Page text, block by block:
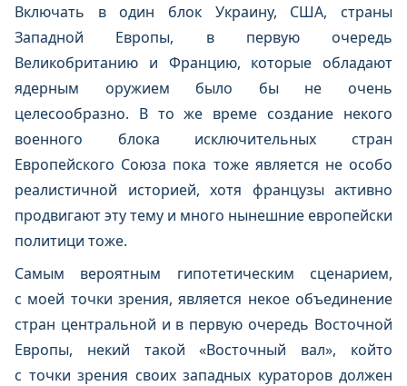
Включать в один блок Украину, США, страны
Западной Европы, в первую очередь
Великобританию и Францию, которые обладают
ядерным оружием было бы не очень
целесообразно. В то же време создание некого
военного блока исключительных стран
Европейского Союза пока тоже является не особо
реалистичной историей, хотя французы активно
продвигают эту тему и много нынешние европейски
политици тоже.
Самым вероятным гипотетическим сценарием,
с моей точки зрения, является некое объединение
стран центральной и в первую очередь Восточной
Европы, некий такой «Восточный вал», който
с точки зрения своих западных кураторов должен